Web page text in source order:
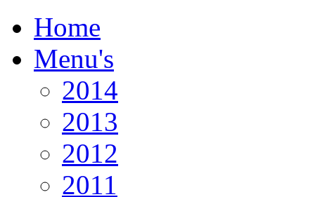
Home
Menu's
2014
2013
2012
2011